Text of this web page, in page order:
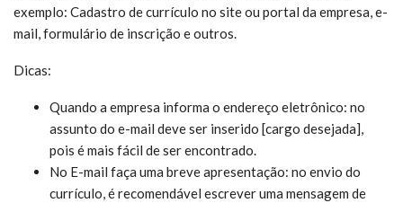
exemplo: Cadastro de currículo no site ou portal da empresa, e-
mail, formulário de inscrição e outros.
Dicas:
Quando a empresa informa o endereço eletrônico: no
assunto do e-mail deve ser inserido [cargo desejada],
pois é mais fácil de ser encontrado.
No E-mail faça uma breve apresentação: no envio do
currículo, é recomendável escrever uma mensagem de